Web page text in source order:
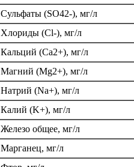
Сульфаты (SO42-), мг/л
Хлориды (Сl-), мг/л
Кальций (Са2+), мг/л
Магний (Мg2+), мг/л
Натрий (Na+), мг/л
Калий (K+), мг/л
Железо общее, мг/л
Марганец, мг/л